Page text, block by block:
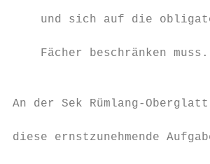
und sich auf die
Fächer beschränken
An der Sek Rümlang-
diese